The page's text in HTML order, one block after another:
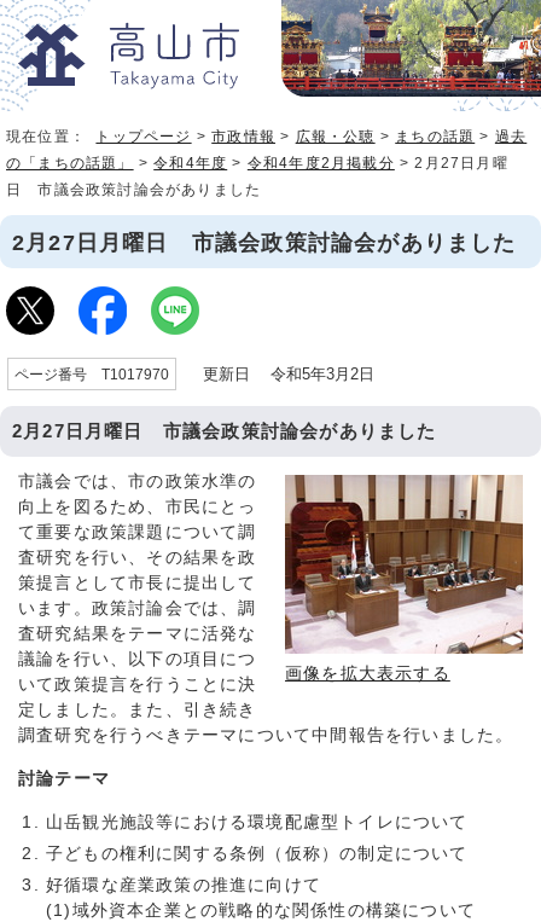
現在位置： トップページ >市政情報 > 広報・公聴 > まちの話題 > 過去
の「まちの話題」
>令和4年度 > 令和4年度2月掲載分 > 2月27日月曜
日 市議会政策討論会がありました
2月27日月曜日 市議会政策討論会がありました
ページ番号 T1017970 更新日 令和5年3月2日
2月27日月曜日 市議会政策討論会がありました
画像を拡大表示する
市議会では、市の政策水準の
向上を図るため、市民にとっ
て重要な政策課題について調
査研究を行い、その結果を政
策提言として市長に提出して
います。政策討論会では、調
査研究結果をテーマに活発な
議論を行い、以下の項目につ
いて政策提言を行うことに決
定しました。また、引き続き
調査研究を行うべきテーマについて中間報告を行いました。
討論テーマ
山岳観光施設等における環境配慮型トイレについて
子どもの権利に関する条例（仮称）の制定について
好循環な産業政策の推進に向けて
(1)域外資本企業との戦略的な関係性の構築について